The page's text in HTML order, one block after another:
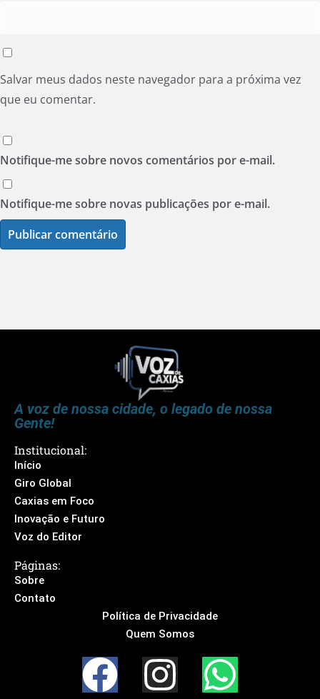
Salvar meus dados neste navegador para a próxima vez
que eu comentar.
Notifique-me sobre novos comentários por e-mail.
Notifique-me sobre novas publicações por e-mail.
A voz de nossa cidade, o legado de nossa
Gente!
Institucional:
Início
Giro Global
Caxias em Foco
Inovação e Futuro
Voz do Editor
Páginas:
Sobre
Contato
Política de Privacidade
Quem Somos